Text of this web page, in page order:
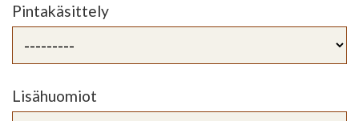
Pintakäsittely
Lisähuomiot